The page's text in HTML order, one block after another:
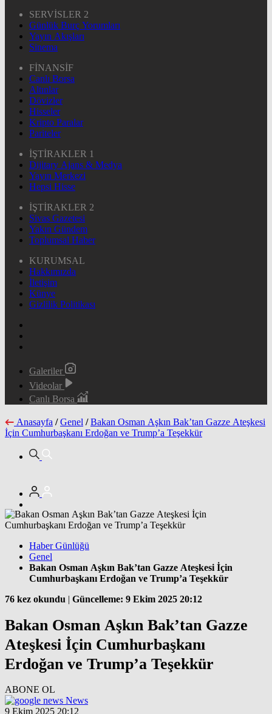
SERVİSLER 2
Günlük Burç Yorumları
Yayın Akışları
Sinema
FİNANSİF
Canlı Borsa
Altınlar
Dövizler
Hisseler
Kripto Paralar
Pariteler
İŞTİRAKLER 1
Dijitary Ajans & Medya
Yayın Merkezi
Hepsi Hisse
İŞTİRAKLER 2
Sivas Gazetesi
Yakın Gündem
Toplumsal Haber
KURUMSAL
Hakkımızda
İletişim
Künye
Gizlilik Politikası
Galeriler
Videolar
Canlı Borsa
Anasayfa / Genel / Bakan Osman Aşkın Bak’tan Gazze Ateşkesi
İçin Cumhurbaşkanı Erdoğan ve Trump’a Teşekkür
Haber Günlüğü
Genel
Bakan Osman Aşkın Bak’tan Gazze Ateşkesi İçin
Cumhurbaşkanı Erdoğan ve Trump’a Teşekkür
76 kez okundu | Güncelleme: 9 Ekim 2025 20:12
Bakan Osman Aşkın Bak’tan Gazze
Ateşkesi İçin Cumhurbaşkanı
Erdoğan ve Trump’a Teşekkür
ABONE OL
News
9 Ekim 2025 20:12